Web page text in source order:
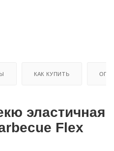
КАК КУПИТЬ
эластичная
Flex